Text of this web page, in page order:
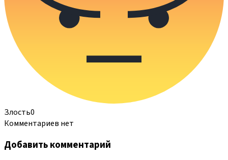
Злость0
Комментариев нет
Добавить комментарий